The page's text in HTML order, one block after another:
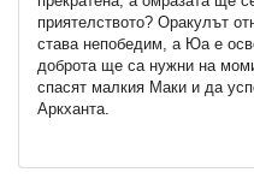
приятелството? Оракулът
става непобедим, а Юа е
доброта ще са нужни на
спасят малкия Маки и да
Аркханта.